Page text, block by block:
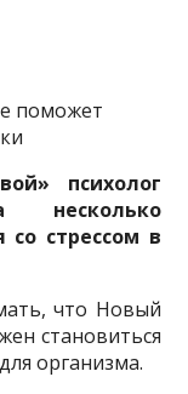
поможет
психолог
несколько
со стрессом в
что Новый
становиться
организма.